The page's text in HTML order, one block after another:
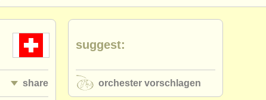
share
suggest:
orchester vorschlagen